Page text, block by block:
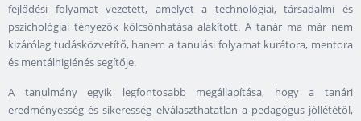
fejlődési folyamat vezetett, amelyet a technológiai, társadalmi és
pszichológiai tényezők kölcsönhatása alakított. A tanár ma már nem
kizárólag tudásközvetítő, hanem a tanulási folyamat kurátora, mentora
és mentálhigiénés segítője.
A tanulmány egyik legfontosabb megállapítása, hogy a tanári
eredményesség és sikeresség elválaszthatatlan a pedagógus jóllététől,